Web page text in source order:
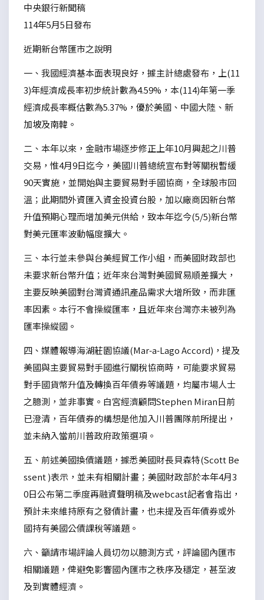
中央銀行新聞稿
114年5月5日發布
近期新台幣匯市之說明
一、我國經濟基本面表現良好，據主計總處發布，上(11
3)年經濟成長率初步統計數為4.59%，本(114)年第一季
經濟成長率概估數為5.37%，優於美國、中國大陸、新
加坡及南韓。
二、本年以來，金融市場逐步修正上年10月興起之川普
交易，惟4月9日迄今，美國川普總統宣布對等關稅暫緩
90天實施，並開始與主要貿易對手國協商，全球股市回
溫；此期間外資匯入資金投資台股，加以廠商因新台幣
升值預期心理而增加美元供給，致本年迄今(5/5)新台幣
對美元匯率波動幅度擴大。
三、本行並未參與台美經貿工作小組，而美國財政部也
未要求新台幣升值；近年來台灣對美國貿易順差擴大，
主要反映美國對台灣資通訊產品需求大增所致，而非匯
率因素。本行不會操縱匯率，且近年來台灣亦未被列為
匯率操縱國。
四、媒體報導海湖莊園協議(Mar-a-Lago Accord)，提及
美國與主要貿易對手國進行關稅協商時，可能要求貿易
對手國貨幣升值及轉換百年債券等議題，均屬市場人士
之臆測，並非事實。白宮經濟顧問Stephen Miran日前
已澄清，百年債券的構想是他加入川普團隊前所提出，
並未納入當前川普政府政策選項。
五、前述美國換債議題，據悉美國財長貝森特(Scott Be
ssent )表示，並未有相關計畫；美國財政部於本年4月3
0日公布第二季度再融資聲明稿及webcast記者會指出，
預計未來維持原有之發債計畫，也未提及百年債券或外
國持有美國公債課稅等議題。
六、籲請市場評論人員切勿以臆測方式，評論國內匯市
相關議題，俾避免影響國內匯市之秩序及穩定，甚至波
及到實體經濟。